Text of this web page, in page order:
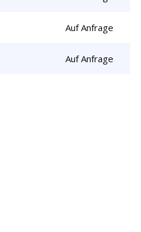
Auf Anfrage
Auf Anfrage